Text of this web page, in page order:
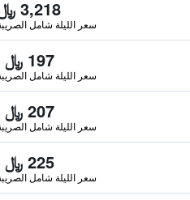
3,218 ﷼
سعر الليلة شامل
197 ﷼
سعر الليلة شامل
207 ﷼
سعر الليلة شامل
225 ﷼
سعر الليلة شامل